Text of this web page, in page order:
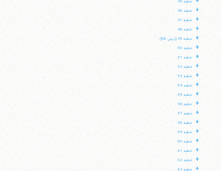
خطبه 45
+ خطبه 46
+ خطبه 47
+ خطبه 48
+ خطبه 49 (درس 88)
+ خطبه 50
+ خطبه 51
+ خطبه 52
+ خطبه 53
+ خطبه 54
+ خطبه 55
+ خطبه 56
+ خطبه 57
+ خطبه 58
+ خطبه 59
+ خطبه 60
+ خطبه 61
+ خطبه 62
+ خطبه 63